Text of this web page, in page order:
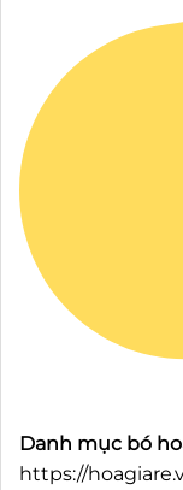
Danh mục bó
https://